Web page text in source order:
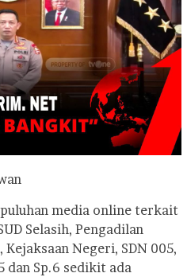
media online terkait
Selasih, Pengadilan
Negeri, SDN 005,
dan Sp.6 sedikit ada